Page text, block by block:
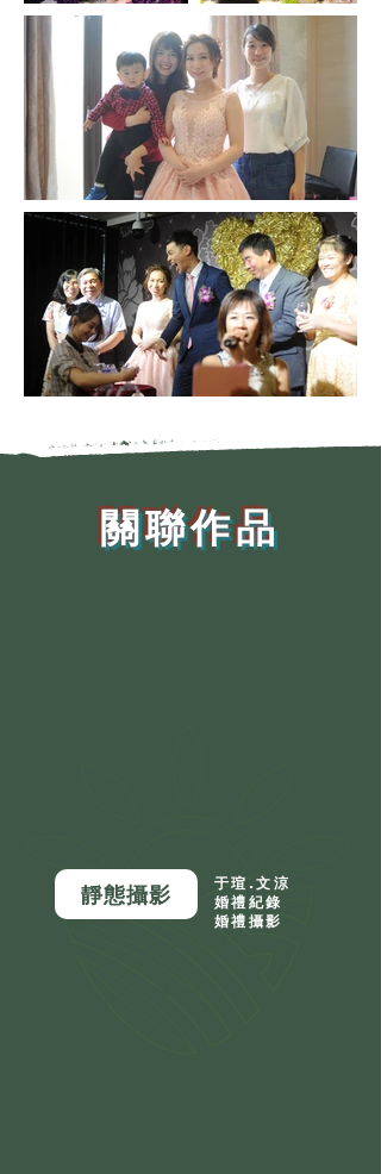
​關聯作品
靜態攝影
于瑄.文涼
婚禮紀錄
婚禮攝影